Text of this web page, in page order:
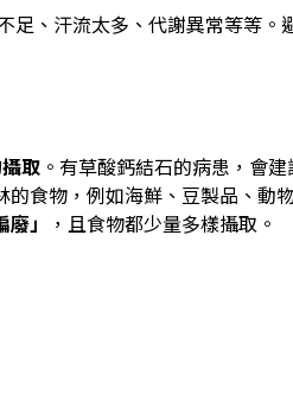
、汗流太多、代謝異常等等。
取 。有草酸鈣結石的病患，會
食物，例如海鮮、豆製品、動
」 ，且食物都少量多樣攝取。